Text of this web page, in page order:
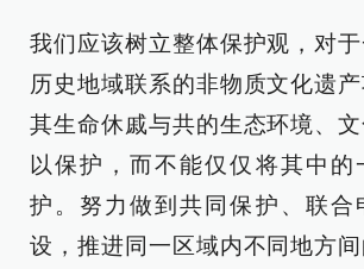
我们应该树立整体保护观，对
历史地域联系的非物质文化遗
其生命休戚与共的生态环境、
以保护，而不能仅仅将其中的
护。努力做到共同保护、联合
设，推进同一区域内不同地方